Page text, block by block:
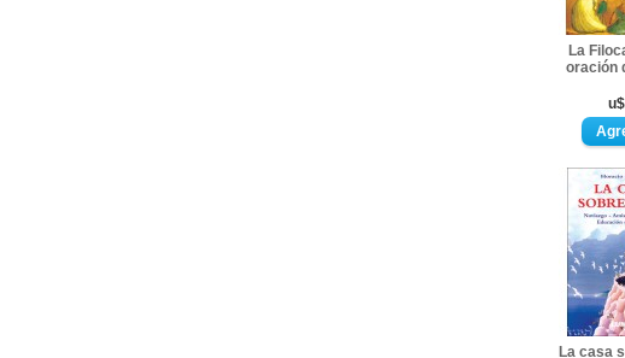
La
oración
La casa